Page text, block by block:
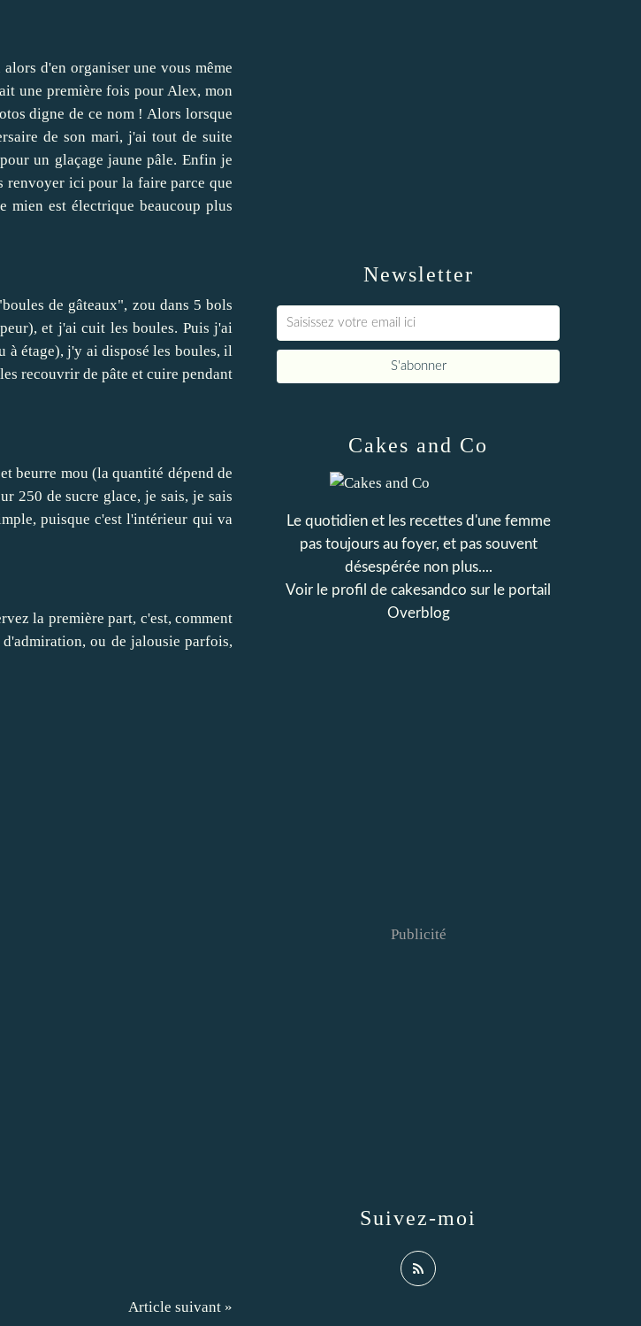
d'en organiser une vous même
une première fois pour Alex, mon
digne de ce nom ! Alors lorsque
de son mari, j'ai tout de suite
un glaçage jaune pâle. Enfin je
renvoyer ici pour la faire parce que
est électrique beaucoup plus
de gâteaux", zou dans 5 bols
et j'ai cuit les boules. Puis j'ai
à étage), j'y ai disposé les boules, il
recouvrir de pâte et cuire pendant
beurre mou (la quantité dépend de
250 de sucre glace, je sais, je sais
puisque c'est l'intérieur qui va
la première part, c'est, comment
ou de jalousie parfois,
Article suivant »
Newsletter
Cakes and Co
Le quotidien et les recettes d'une femme
pas toujours au foyer, et pas souvent
désespérée non plus....
Voir le profil de cakesandco sur le portail
Overblog
Suivez-moi
Publicité